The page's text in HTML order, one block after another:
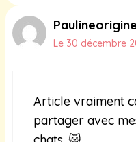
Paulineorigine
Le 30 décembre
Article vraiment
partager avec